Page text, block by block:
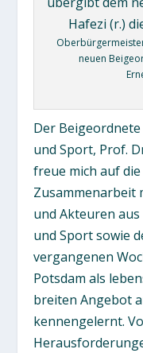
neuen
Der
und Sport, Prof.
freue mich auf
Zusammenarbeit
und Akteuren
und Sport sowie
vergangenen
Potsdam als
breiten Angebot
kennengelernt.